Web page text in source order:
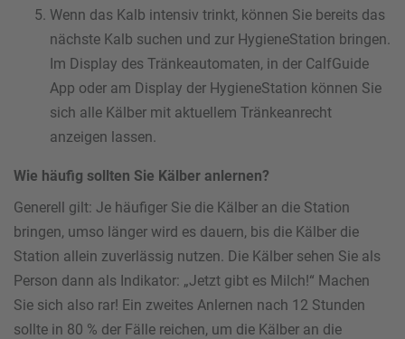
Wenn das Kalb intensiv trinkt, können Sie bereits das
nächste Kalb suchen und zur HygieneStation bringen.
Im Display des Tränkeautomaten, in der CalfGuide
App oder am Display der HygieneStation können Sie
sich alle Kälber mit aktuellem Tränkeanrecht
anzeigen lassen.
Wie häufig sollten Sie Kälber anlernen?
Generell gilt: Je häufiger Sie die Kälber an die Station
bringen, umso länger wird es dauern, bis die Kälber die
Station allein zuverlässig nutzen. Die Kälber sehen Sie als
Person dann als Indikator: „Jetzt gibt es Milch!“ Machen
Sie sich also rar! Ein zweites Anlernen nach 12 Stunden
sollte in 80 % der Fälle reichen, um die Kälber an die